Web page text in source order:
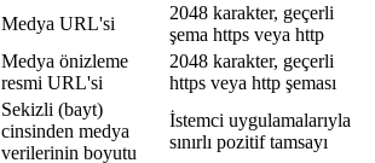
Medya URL'si
2048 karakter, geçerli
şema https veya http
Medya önizleme
resmi URL'si
2048 karakter, geçerli
https veya http şeması
Sekizli (bayt)
cinsinden medya
verilerinin boyutu
İstemci uygulamalarıyla
sınırlı pozitif tamsayı